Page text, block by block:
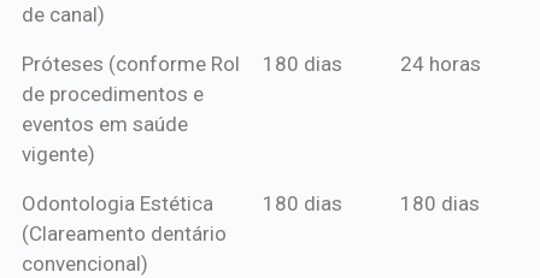
de canal)
Próteses (conforme Rol
de procedimentos e
eventos em saúde
vigente)
180 dias 24 horas
Odontologia Estética
(Clareamento dentário
convencional)
180 dias 180 dias